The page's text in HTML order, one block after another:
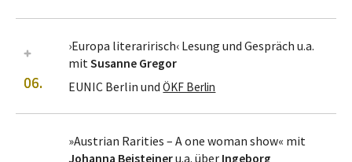
06.
›Europa literaririsch‹ Lesung und Gespräch u.a.
mitSusanne Gregor
EUNIC Berlin undÖKF Berlin
»Austrian Rarities – A one woman show« mit
Johanna Beisteineru.a. über Ingeborg